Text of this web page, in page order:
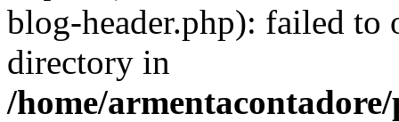
blog-header.php): failed to
directory in
/home/